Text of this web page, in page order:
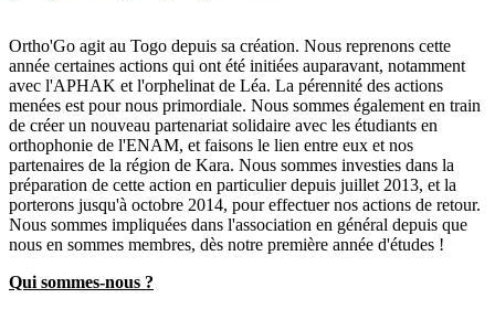
Ortho'Go agit au Togo depuis sa création. Nous reprenons cette
année certaines actions qui ont été initiées auparavant, notamment
avec l'APHAK et l'orphelinat de Léa. La pérennité des actions
menées est pour nous primordiale. Nous sommes également en train
de créer un nouveau partenariat solidaire avec les étudiants en
orthophonie de l'ENAM, et faisons le lien entre eux et nos
partenaires de la région de Kara. Nous sommes investies dans la
préparation de cette action en particulier depuis juillet 2013, et la
porterons jusqu'à octobre 2014, pour effectuer nos actions de retour.
Nous sommes impliquées dans l'association en général depuis que
nous en sommes membres, dès notre première année d'études !
Qui sommes-nous ?